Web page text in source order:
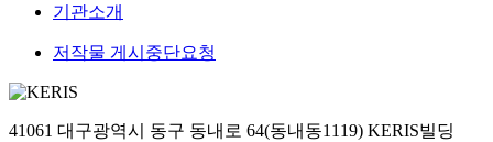
기관소개
저작물 게시중단요청
41061 대구광역시 동구 동내로 64(동내동1119) KERIS빌딩